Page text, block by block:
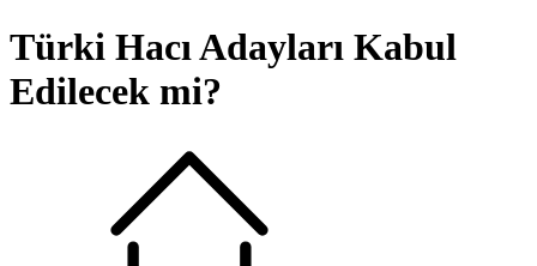
Türki Hacı Adayları Kabul
Edilecek mi?